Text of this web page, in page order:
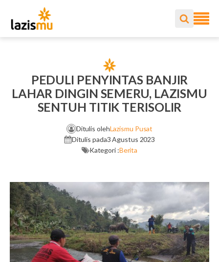
PEDULI PENYINTAS BANJIR
LAHAR DINGIN SEMERU, LAZISMU
SENTUH TITIK TERISOLIR
Ditulis olehLazismu Pusat
Ditulis pada3 Agustus 2023
Kategori :Berita